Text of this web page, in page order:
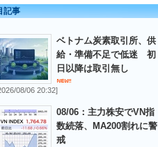
記事
ベトナム炭素取引所、供
給・準備不足で低迷 初
日以降は取引無し
08/06 20:32]
08/06：主力株安でVN指
数続落、MA200割れに警
戒